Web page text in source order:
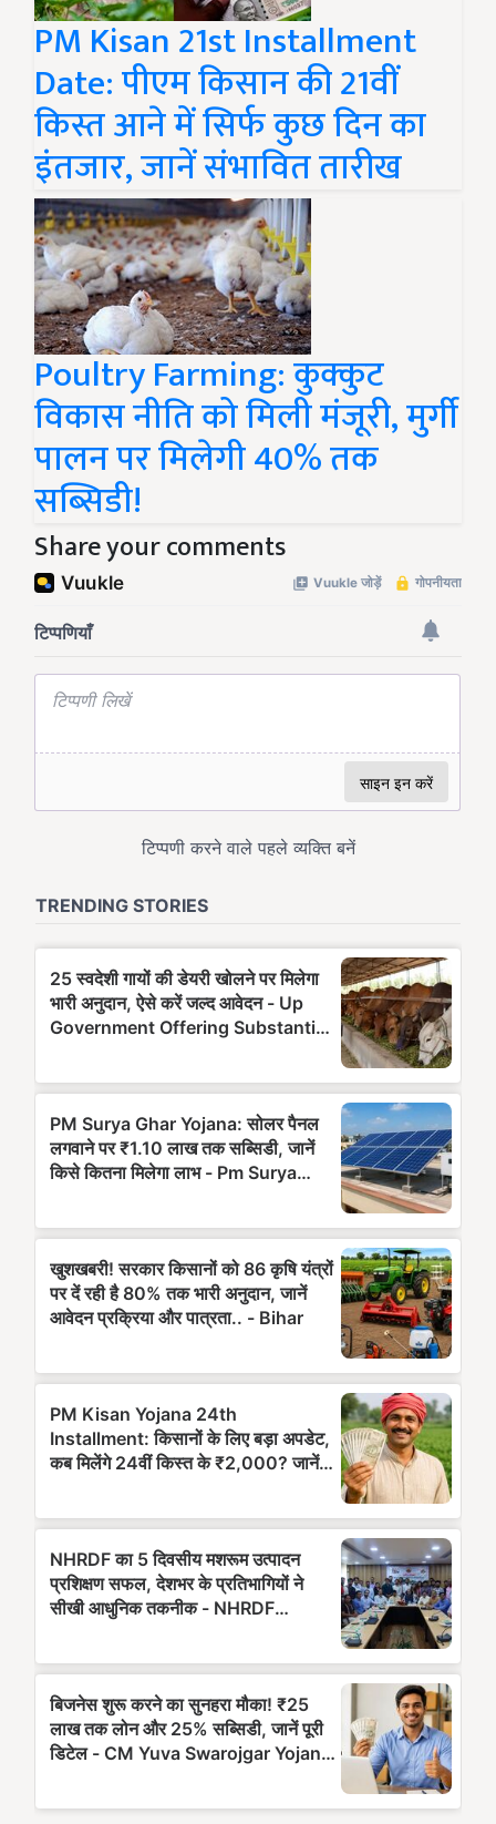
PM Kisan 21st Installment
Date: पीएम किसान की 21वीं
किस्त आने में सिर्फ कुछ दिन का
इंतजार, जानें संभावित तारीख
Poultry Farming: कुक्कुट
विकास नीति को मिली मंजूरी, मुर्गी
पालन पर मिलेगी 40% तक
सब्सिडी!
Share your comments